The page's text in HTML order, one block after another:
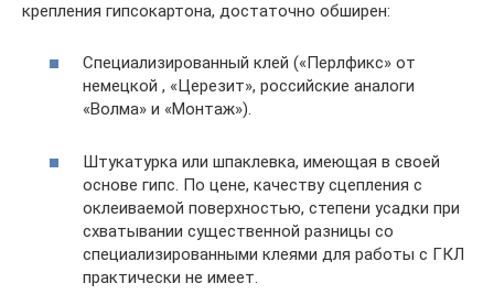
крепления гипсокартона, достаточно обширен:
Специализированный клей («Перлфикс» от
немецкой , «Церезит», российские аналоги
«Волма» и «Монтаж»).
Штукатурка или шпаклевка, имеющая в своей
основе гипс. По цене, качеству сцепления с
оклеиваемой поверхностью, степени усадки при
схватывании существенной разницы со
специализированными клеями для работы с ГКЛ
практически не имеет.